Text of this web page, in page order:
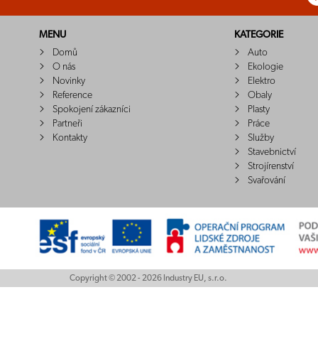
MENU
Domů
O nás
Novinky
Reference
Spokojení zákazníci
Partneři
Kontakty
KATEGORIE
Auto
Ekologie
Elektro
Obaly
Plasty
Práce
Služby
Stavebnictví
Strojírenství
Svařování
Copyright © 2002 - 2026 Industry EU, s.r.o.